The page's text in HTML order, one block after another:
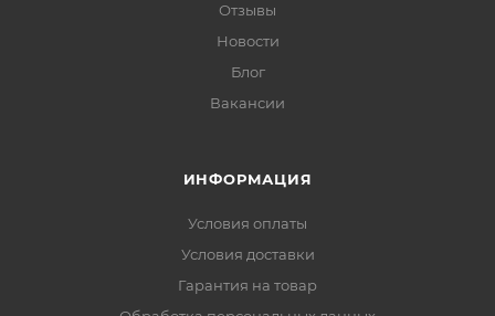
Отзывы
Новости
Блог
Вакансии
ИНФОРМАЦИЯ
Условия оплаты
Условия доставки
Гарантия на товар